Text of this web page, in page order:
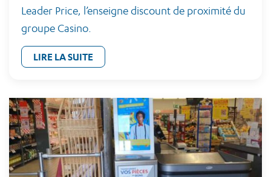
Leader Price, l’enseigne discount de proximité du
groupe Casino.
LIRE LA SUITE